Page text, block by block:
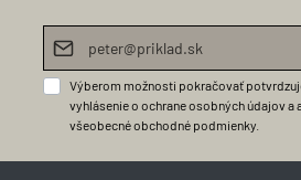
E-mailová adresa*
Výberom možnosti pokračovať
vyhlásenie o ochrane osobných údajova
všeobecné obchodné podmienky